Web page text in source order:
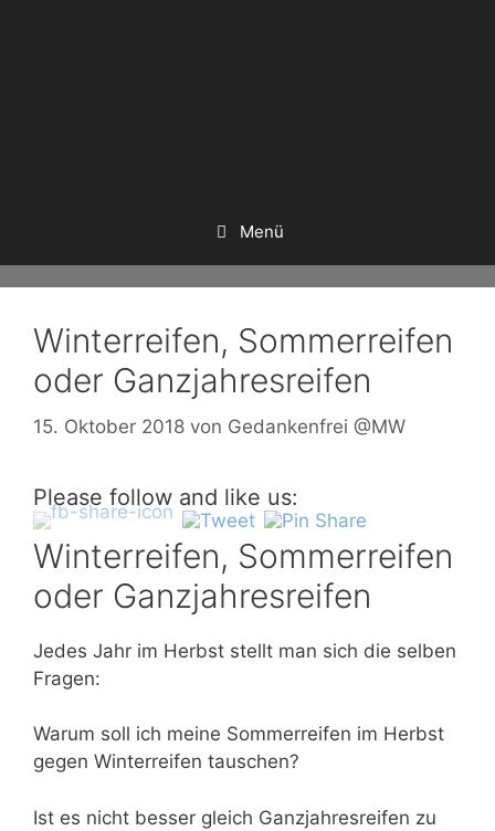
Menü
Winterreifen, Sommerreifen
oder Ganzjahresreifen
15. Oktober 2018 von Gedankenfrei @MW
Please follow and like us:
Winterreifen, Sommerreifen
oder Ganzjahresreifen
Jedes Jahr im Herbst stellt man sich die selben
Fragen:
Warum soll ich meine Sommerreifen im Herbst
gegen Winterreifen tauschen?
Ist es nicht besser gleich Ganzjahresreifen zu